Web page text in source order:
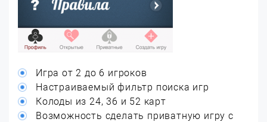
Игра от 2 до 6 игроков
Настраиваемый фильтр поиска игр
Колоды из 24, 36 и 52 карт
Возможность сделать приватную игру с